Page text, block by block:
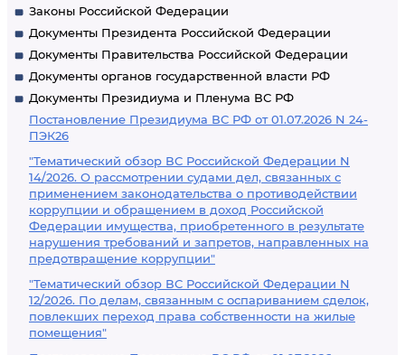
Законы Российской Федерации
Документы Президента Российской Федерации
Документы Правительства Российской Федерации
Документы органов государственной власти РФ
Документы Президиума и Пленума ВС РФ
Постановление Президиума ВС РФ от 01.07.2026 N 24-
ПЭК26
"Тематический обзор ВС Российской Федерации N
14/2026. О рассмотрении судами дел, связанных с
применением законодательства о противодействии
коррупции и обращением в доход Российской
Федерации имущества, приобретенного в результате
нарушения требований и запретов, направленных на
предотвращение коррупции"
"Тематический обзор ВС Российской Федерации N
12/2026. По делам, связанным с оспариванием сделок,
повлекших переход права собственности на жилые
помещения"